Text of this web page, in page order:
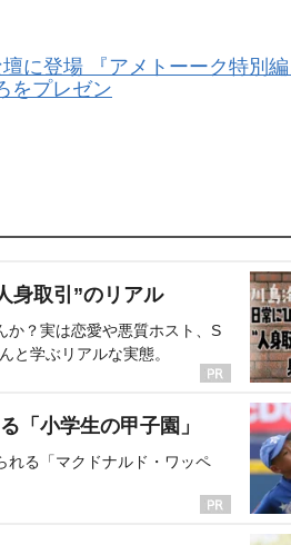
に登場 『アメトーーク特別
をプレゼン
身取引”のリアル
か？実は恋愛や悪質ホスト、S
と学ぶリアルな実態。
「小学生の甲子園」
れる「マクドナルド・ワッペ